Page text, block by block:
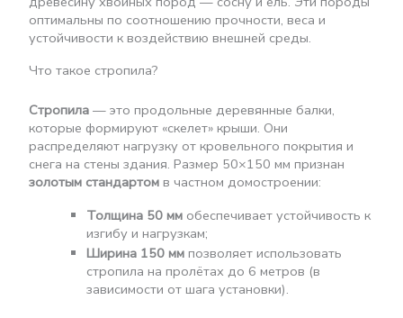
оптимальны по соотношению прочности, веса и
устойчивости к воздействию внешней среды.
Что такое стропила?
Стропила — это продольные деревянные балки,
которые формируют «скелет» крыши. Они
распределяют нагрузку от кровельного покрытия и
снега на стены здания. Размер 50×150 мм признан
золотым стандартом в частном домостроении:
Толщина 50 мм обеспечивает устойчивость к
изгибу и нагрузкам;
Ширина 150 мм позволяет использовать
стропила на пролётах до 6 метров (в
зависимости от шага установки).